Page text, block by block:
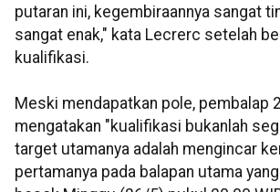
putaran ini, kegembiraannya sangat
sangat enak," kata Lecrerc setelah
kualifikasi.
Meski mendapatkan pole, pembalap
mengatakan "kualifikasi bukanlah
target utamanya adalah mengincar
pertamanya pada balapan utama